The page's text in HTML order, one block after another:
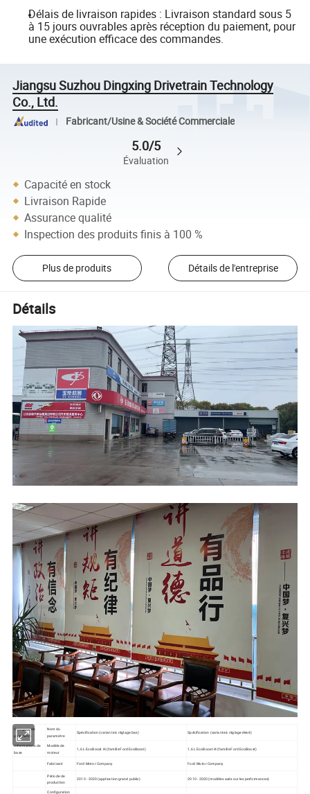
Délais de livraison rapides : Livraison standard sous 5
à 15 jours ouvrables après réception du paiement, pour
une exécution efficace des commandes.
Jiangsu Suzhou Dingxing Drivetrain Technology
Co., Ltd.
Fabricant/Usine & Société Commerciale
5.0/5
Évaluation
Capacité en stock
Livraison Rapide
Assurance qualité
Inspection des produits finis à 100 %
Plus de produits Détails de l'entreprise
Détails
Catégorie de
paramètre
Nom du
paramètre
Spécification (variante à réglage bas) Spécification (variante à réglage élevé)
Informations de
base
Modèle de
moteur
1,6 L EcoBoost I4 (famille Ford EcoBoost) 1,6 L EcoBoost I4 (famille Ford EcoBoost)
Fabricant Ford Motor Company Ford Motor Company
Période de
production
2010 - 2020 (application grand public) 2010 - 2020 (modèles axés sur les performances)
Configuration